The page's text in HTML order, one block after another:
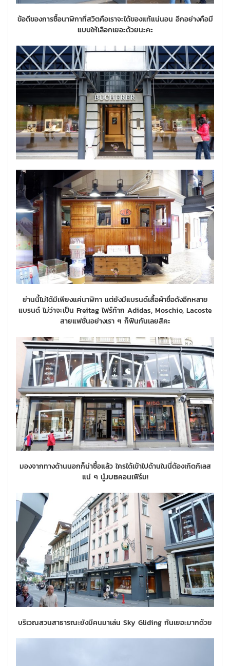
ข้อดีของการซื้อนาฬิกาที่สวิตคือเราจะได้ของแท้แน่นอน อีกอย่างคือมี
แบบให้เลือกเยอะด้วยนะคะ
ย่านนี้ไม่ได้มีเพียงแค่นาฬิกา แต่ยังมีแบรนด์เสื้อผ้าชื่อดังอีกหลาย
แบรนด์ ไม่ว่าจะเป็น Freitag ไฟร์ท้าก Adidas, Moschio, Lacoste
สายแฟชั่นอย่างเรา ๆ ก็ฟินกันเลยสิคะ
มองจากทางด้านนอกก็น่าซื้อแล้ว ใครได้เข้าไปด้านในนี่ต้องเกิดกิเลส
แน่ ๆ นู๋JUBคอนเฟิร์ม!
บริเวณสวนสาธารณะยังมีคนมาเล่น Sky Gliding กันเยอะมากด้วย